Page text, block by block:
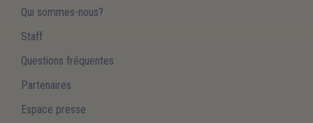
Qui sommes-nous?
Staff
Questions fréquentes
Partenaires
Espace presse